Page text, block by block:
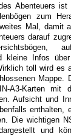
Abenteuers
zum
Mal, damit
darauf
kleine Infos
toll wird es
Mappe.
A3-Karten mit
Aufsicht und
enthalten,
Die wichtigen
dargestellt und